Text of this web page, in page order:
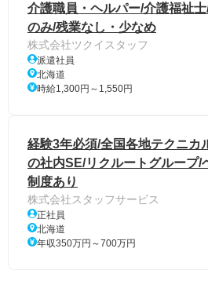
介護職員・ヘルパー/介護福祉
のみ/残業なし・少なめ
株式会社ツクイスタッフ
派遣社員
北海道
時給1,300円～1,550円
経験3年必須/全国各地テクニカ
の社内SE/リクルートグループ/
制度あり
株式会社スタッフサービス
正社員
北海道
年収350万円～700万円